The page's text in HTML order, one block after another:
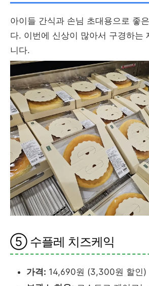
아이들 간식과 손님 초대용으로 좋
다. 이번에 신상이 많아서 구경하는
니다.
⑤ 수플레 치즈케익
가격: 14,690원 (3,300원 할인)